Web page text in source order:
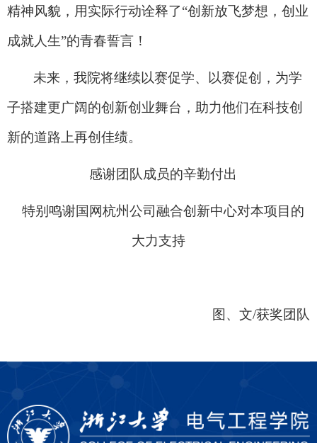
精神风貌，用实际行动诠释了“创新放飞梦想，创业
成就人生”的青春誓言！
未来，我院将继续以赛促学、以赛促创，为学
子搭建更广阔的创新创业舞台，助力他们在科技创
新的道路上再创佳绩。
感谢团队成员的辛勤付出
特别鸣谢国网杭州公司融合创新中心对本项目的
大力支持
图、文/获奖团队